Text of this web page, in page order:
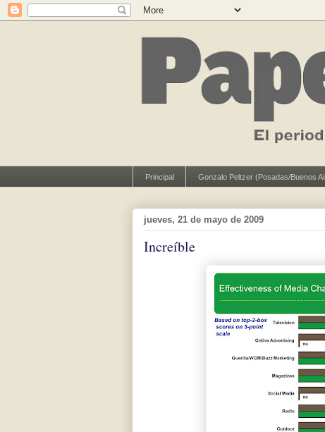
Principal Gonzalo Peltzer (Posadas/Buenos
jueves, 21 de mayo de 2009
Increíble